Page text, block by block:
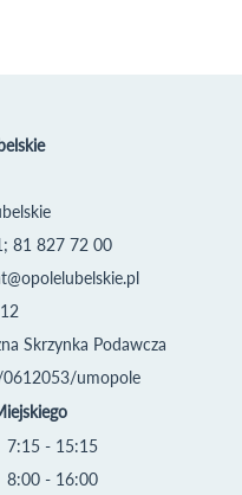
81 827 72 00
Skrzynka Podawcza
0612053/umopole
7:15 - 15:15
8:00 - 16:00